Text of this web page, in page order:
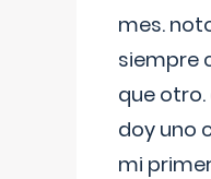
mes.
siempre
que
doy uno
mi